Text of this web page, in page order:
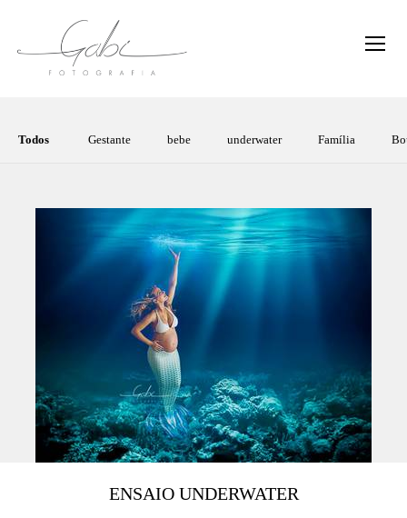
Todos Gestante bebe underwater Família
ENSAIO UNDERWATER